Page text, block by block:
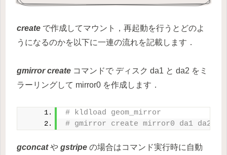
create で作成してマウント，再起動を行うとどのよ
うになるのかを以下に一連の流れを記載します．
gmirror create コマンドで ディスク da1 と da2 をミ
ラーリングして mirror0 を作成します．
# kldload geom_mirror
# gmirror create mirror0 da1 da2
gconcatや gstripe の場合はコマンド実行時に自動